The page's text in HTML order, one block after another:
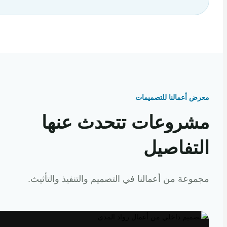
أعمالنا للتصميمات
تتحدث عنها
من أعمالنا في التصميم والتنفيذ والتأثيث.